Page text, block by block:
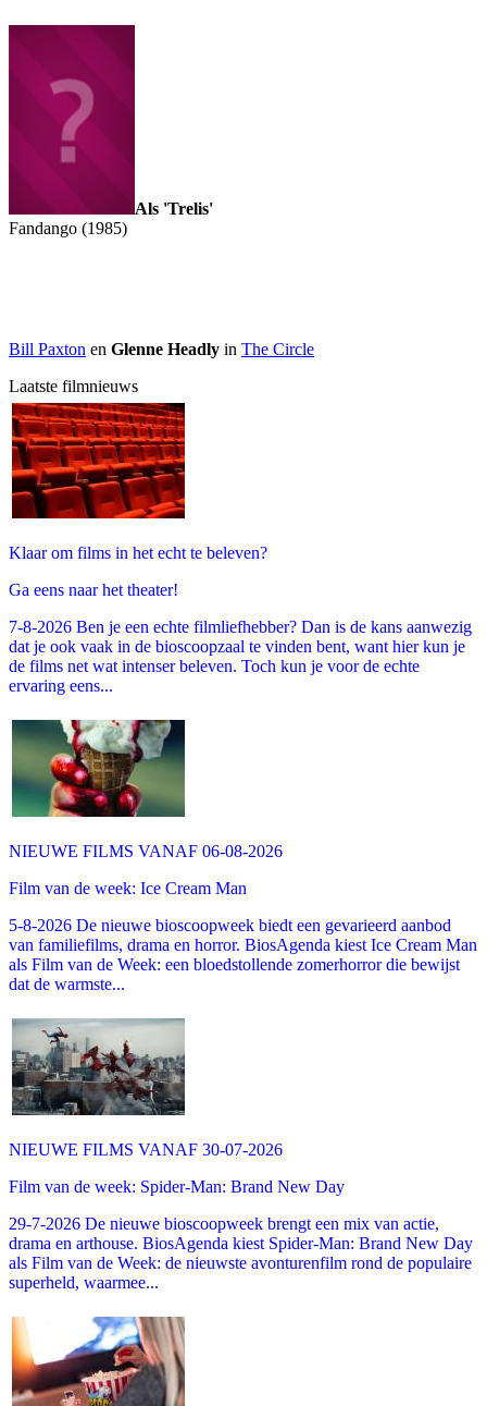
Als 'Trelis'
Fandango (1985)
Bill Paxton en Glenne Headly in The Circle
Laatste filmnieuws
Klaar om films in het echt te beleven?
Ga eens naar het theater!
7-8-2026 Ben je een echte filmliefhebber? Dan is de kans aanwezig
dat je ook vaak in de bioscoopzaal te vinden bent, want hier kun je
de films net wat intenser beleven. Toch kun je voor de echte
ervaring eens...
NIEUWE FILMS VANAF 06-08-2026
Film van de week: Ice Cream Man
5-8-2026 De nieuwe bioscoopweek biedt een gevarieerd aanbod
van familiefilms, drama en horror. BiosAgenda kiest Ice Cream Man
als Film van de Week: een bloedstollende zomerhorror die bewijst
dat de warmste...
NIEUWE FILMS VANAF 30-07-2026
Film van de week: Spider-Man: Brand New Day
29-7-2026 De nieuwe bioscoopweek brengt een mix van actie,
drama en arthouse. BiosAgenda kiest Spider-Man: Brand New Day
als Film van de Week: de nieuwste avonturenfilm rond de populaire
superheld, waarmee...